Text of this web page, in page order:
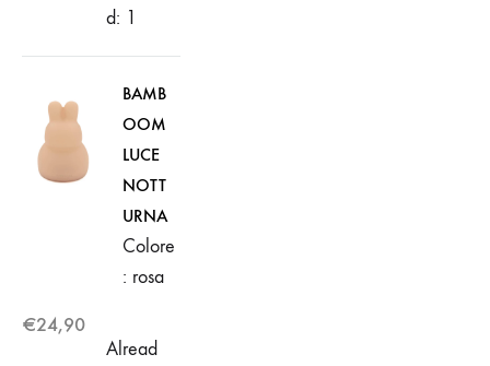
d: 1
BAMB
OOM
LUCE
NOTT
URNA
Colore
: rosa
€24,90
Alread